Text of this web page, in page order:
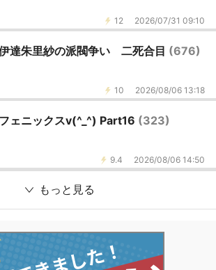
12 2026/07/31 09:10
達朱里紗の派閥争い 二死合目 (676)
10 2026/08/06 13:18
ェニックスv(^_^) Part16 (323)
9.4 2026/08/06 14:50
もっと見る